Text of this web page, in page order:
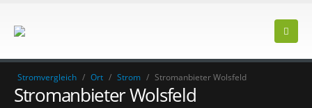
Stromvergleich / Ort / Strom / Stromanbieter Wolsfeld
Stromanbieter Wolsfeld